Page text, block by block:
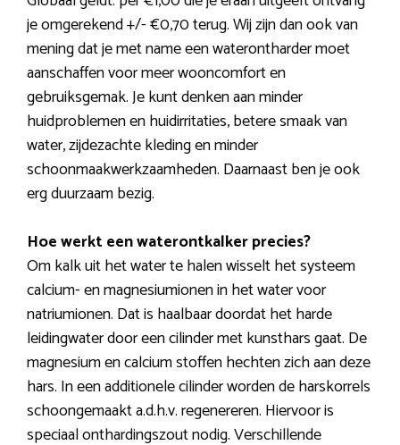
je omgerekend +/- €0,70 terug. Wij zijn dan ook van
mening dat je met name een waterontharder moet
aanschaffen voor meer wooncomfort en
gebruiksgemak. Je kunt denken aan minder
huidproblemen en huidirritaties, betere smaak van
water, zijdezachte kleding en minder
schoonmaakwerkzaamheden. Daarnaast ben je ook
erg duurzaam bezig.
Hoe werkt een waterontkalker precies?
Om kalk uit het water te halen wisselt het systeem
calcium- en magnesiumionen in het water voor
natriumionen. Dat is haalbaar doordat het harde
leidingwater door een cilinder met kunsthars gaat. De
magnesium en calcium stoffen hechten zich aan deze
hars. In een additionele cilinder worden de harskorrels
schoongemaakt a.d.h.v. regenereren. Hiervoor is
speciaal onthardingszout nodig. Verschillende